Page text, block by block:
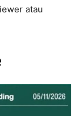
atau